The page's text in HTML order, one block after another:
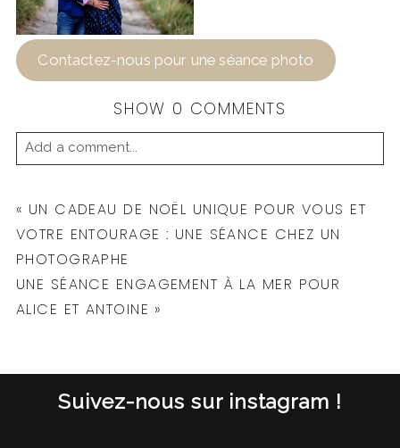
Contactez-nous pour une séance photo
SHOW 0 COMMENTS
Add a comment...
SHARED. REQUIRED FIELDS ARE MARKED *
POST COMMENT
« UN CADEAU DE NOËL UNIQUE POUR VOUS ET
VOTRE ENTOURAGE : UNE SÉANCE CHEZ UN
PHOTOGRAPHE
UNE SÉANCE ENGAGEMENT À LA MER POUR
ALICE ET ANTOINE »
Suivez-nous sur instagram !